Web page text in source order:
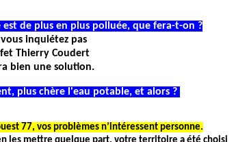
est de plus en plus polluée, que fera-t-on ?
inquiétez pas
Thierry Coudert
bien une solution.
plus chère l'eau potable, et alors ?
77, vos problèmes n’intéressent personne.